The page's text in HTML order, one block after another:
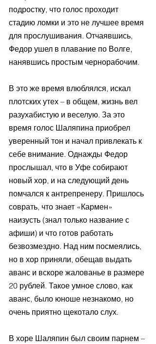
подростку, что голос проходит
стадию ломки и это не лучшее время
для прослушивания. Отчаявшись,
Федор ушел в плавание по Волге,
нанявшись простым чернорабочим.
В это же время влюблялся, искал
плотских утех – в общем, жизнь вел
разухабистую и веселую. За это
время голос Шаляпина приобрел
уверенный тон и начал привлекать к
себе внимание. Однажды Федор
прослышал, что в Уфе собирают
новый хор, и на следующий день
помчался к антрепренеру. Пришлось
соврать, что знает «Кармен»
наизусть (знал только название с
афиши) и что готов работать
безвозмездно. Над ним посмеялись,
но в хор приняли, обещав выдать
аванс и вскоре жалованье в размере
20 рублей. Такое умное слово, как
аванс, было юноше незнакомо, но
очень приятно щекотало слух.
В хоре Шаляпин был своим парнем –